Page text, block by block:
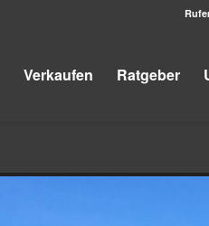
Verkaufen Ratgeber